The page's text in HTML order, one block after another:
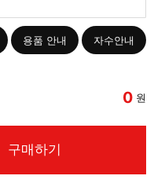
용품 안내 자수안내
0 원
구매하기